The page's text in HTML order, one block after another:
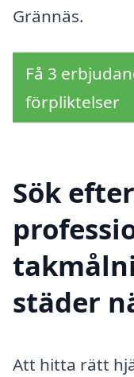
Grännäs.
Få 3
förpliktelser
Sök
städer
Att hitta rätt